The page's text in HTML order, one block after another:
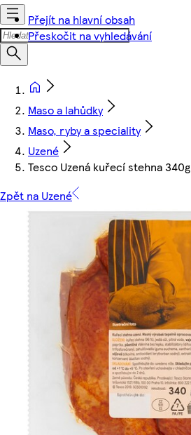
Přejít na hlavní obsah
Přeskočit na vyhledávání
Maso a lahůdky
Maso, ryby a speciality
Uzené
Tesco Uzená kuřecí stehna 340g
Zpět na Uzené